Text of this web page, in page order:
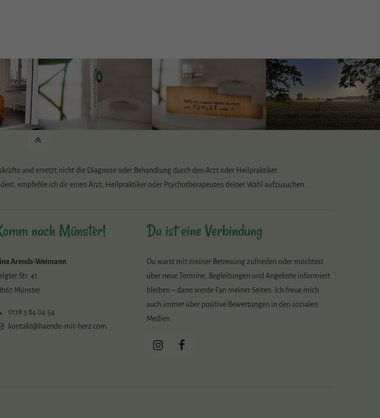
und ersetzt nicht die Diagnose oder Behandlung durch den Arzt oder Heilpraktiker.
empfehle ich dir einen Arzt, Heilpraktiker oder Psychotherapeuten deiner Wahl aufzusuchen.
nach Münster!
Arends-Weimann
Str. 41
Münster
0178 3 84 04 54
kontakt@haende-mit-herz.com
Da ist eine Verbindung
Du warst mit meiner Betreuung zufrieden oder möchtest
über neue Termine, Begleitungen und Angebote informiert
bleiben – dann werde Fan meiner Seiten. Ich freue mich
auch immer über positive Bewertungen in den sozialen
Medien.